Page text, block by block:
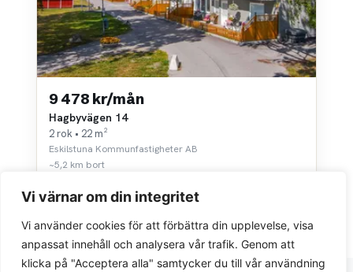
Vi värnar om din integritet
Vi använder cookies för att förbättra din upplevelse, visa
anpassat innehåll och analysera vår trafik. Genom att
klicka på "Acceptera alla" samtycker du till vår användning
9 478 kr/mån
Hagbyvägen 14
2 rok • 22 m²
Eskilstuna Kommunfastigheter AB
~5,2 km bort